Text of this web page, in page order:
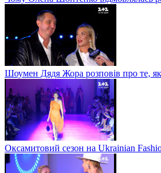
Шоумен Дядя Жора розповів про те, як
Оксамитовий сезон на Ukrainian